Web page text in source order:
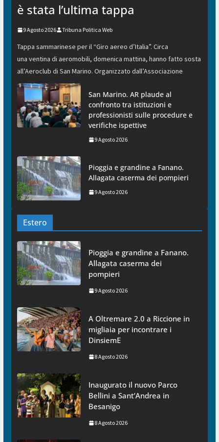
è stata l’ultima tappa
9 Agosto 2026 Tribuna Politica Web
Tappa sammarinese per il “Giro aereo d’Italia”. Circa
una ventina di aeromobili, domenica mattina, hanno fatto sosta
all’Aeroclub di San Marino. Organizzato dall’Associazione
San Marino. AR plaude al
confronto tra istituzioni e
professionisti sulle procedure e
verifiche ispettive
9 Agosto 2026
Pioggia e grandine a Fanano.
Allagata caserma dei pompieri
9 Agosto 2026
Estero
Pioggia e grandine a Fanano.
Allagata caserma dei
pompieri
9 Agosto 2026
A Oltremare 2.0 a Riccione in
migliaia per incontrare i
DinsiemE
8 Agosto 2026
Inaugurato il nuovo Parco
Bellini a Sant’Andrea in
Besanigo
8 Agosto 2026